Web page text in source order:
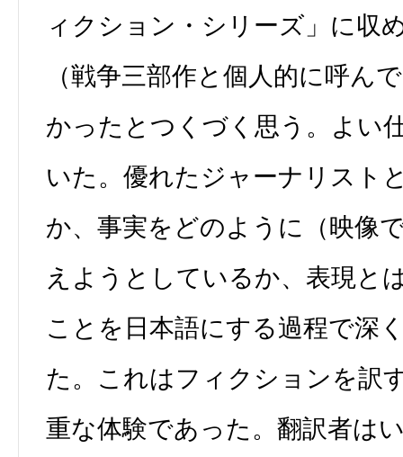
ィクション・シリーズ」に収
（戦争三部作と個人的に呼ん
かったとつくづく思う。よい
いた。優れたジャーナリスト
か、事実をどのように（映像
えようとしているか、表現と
ことを日本語にする過程で深
た。これはフィクションを訳
重な体験であった。翻訳者は